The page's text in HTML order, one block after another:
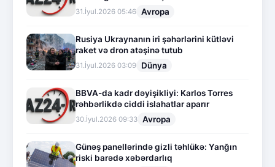
31.İyul.2026 05:46 Avropa
Rusiya Ukraynanın iri şəhərlərini kütləvi
raket və dron atəşinə tutub
31.İyul.2026 03:09 Dünya
BBVA-da kadr dəyişikliyi: Karlos Torres
rəhbərlikdə ciddi islahatlar aparır
30.İyul.2026 09:33 Avropa
Günəş panellərində gizli təhlükə: Yanğın
riski barədə xəbərdarlıq